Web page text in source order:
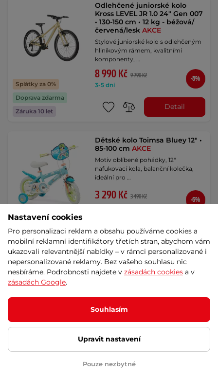
Splátky za 0%
Doprava zdarma
Záruka 10 let
Odlehčené juniorské kolo
Kross LEVEL JR 1.0 24" Gen 007
• 130-150 cm • 12 kg - béžová/
červená/leskAKCE
Stylové juniorské kolo s odlehčeným
hliníkovým rámem, kvalitními
komponenty, …
8 990 Kč 9 790 Kč
3-5 dní
-8%
Detail
Splátky za 0%
Dáreček
Akce
Dětské kolo Toimsa Bluey 12" •
85-100 cmAKCE
Motiv oblíbené pohádky, 12"
nafukovací kola, balanční kolečka,
ideální pro …
3 290 Kč 3 490 Kč
skladem – 11.8. u Vás
-6%
Koupit
Dáreček
Akce
Dětské kolo Toimsa Bluey 16" •
110-120 cmAKCE
ideální pro …
skladem – 11.8. u Vás
-5%
Nastavení cookies
Pro personalizaci reklam a obsahu používáme cookies a
mobilní reklamní identifikátory třetích stran, abychom vám
ukazovali relevantnější nabídky – v rámci personalizované i
nepersonalizované reklamy. Bez vašeho souhlasu nic
nesbíráme. Podrobnosti najdete v zásadách cookies a v
zásadách Google.
Souhlasím
Upravit nastavení
Pouze nezbytné